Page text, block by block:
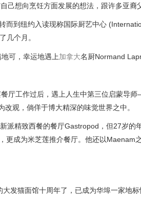
己想向烹饪方面发展的想法，跟许多亚
而到纽约入读现称国际厨艺中心
几个月。
可，幸运地遇上加拿大名厨Normand
厅工作过后，遇上人生中第三位启蒙导
观，倘佯于博大精深的味觉世界之中。
新派精致西餐的餐厅Gastropod，但27岁
更成为米芝莲推介餐厅。他还以Maenam
发猫面馆十周年了，已成为华埠一家地